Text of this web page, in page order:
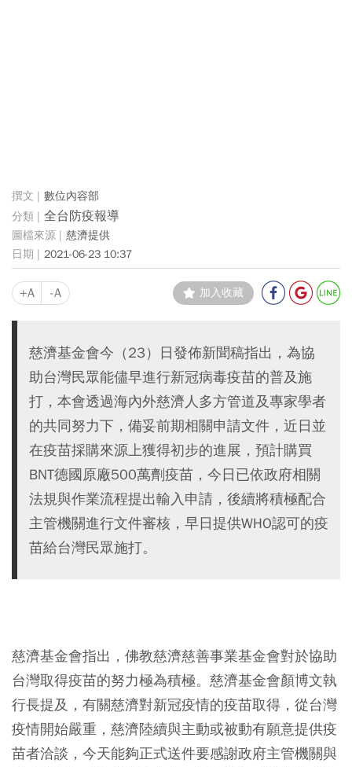
數位內容部
全台防疫報導
慈濟提供
2021-06-23 10:37
+A -A 加入收藏
慈濟基金會今（23）日發佈新聞稿指出，為協
助台灣民眾能儘早進行新冠病毒疫苗的普及施
打，本會透過海內外慈濟人多方管道及專家學者
的共同努力下，備妥前期相關申請文件，近日並
在疫苗採購來源上獲得初步的進展，預計購買
BNT德國原廠500萬劑疫苗，今日已依政府相關
法規與作業流程提出輸入申請，後續將積極配合
主管機關進行文件審核，早日提供WHO認可的疫
苗給台灣民眾施打。
慈濟基金會指出，佛教慈濟慈善事業基金會對於協助
台灣取得疫苗的努力極為積極。慈濟基金會顏博文執
行長提及，有關慈濟對新冠疫情的疫苗取得，從台灣
疫情開始嚴重，慈濟陸續與主動或被動有願意提供疫
苗者洽談，今天能夠正式送件要感謝政府主管機關與